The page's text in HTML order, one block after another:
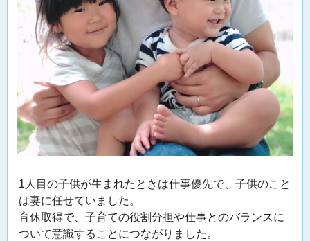
1人目の子供が生まれたときは仕事優先で、子供のこと
は妻に任せていました。
育休取得で、子育ての役割分担や仕事とのバランスに
ついて意識することにつながりました。